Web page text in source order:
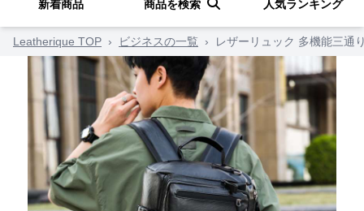
新着商品 商品を検索 人気ランキング
Leatherique TOP › ビジネスの一覧 › レザーリュック 多機能三通